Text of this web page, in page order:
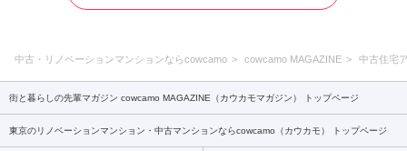
中古・リノベーションマンションならcowcamo cowcamo MAGAZINE 中古住宅
街と暮らしの先輩マガジン cowcamo MAGAZINE（カウカモマガジン） トップページ
東京のリノベーションマンション・中古マンションならcowcamo（カウカモ） トップページ